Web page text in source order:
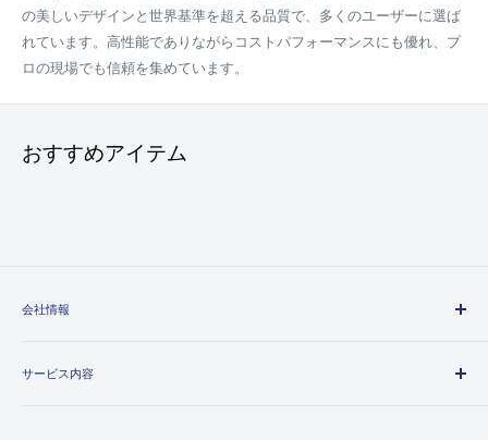
の美しいデザインと世界基準を超える品質で、多くのユーザーに選ば
れています。高性能でありながらコストパフォーマンスにも優れ、プ
ロの現場でも信頼を集めています。
おすすめアイテム
会社情報
会社概要
サービス内容